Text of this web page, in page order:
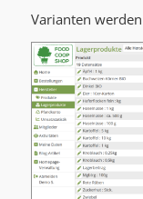
Varianten